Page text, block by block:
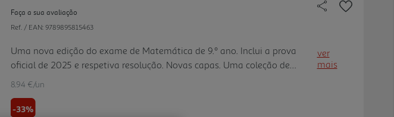
Faça a sua avaliação
Ref. / EAN: 9789895815463
Uma nova edição do exame de Matemática de 9.º ano. Inclui a prova
oficial de 2025 e respetiva resolução. Novas capas. Uma coleção de
sucesso entre professores e alunos. Comunicação em verso de capa dos
ver
mais
8.94 €/un
-33%